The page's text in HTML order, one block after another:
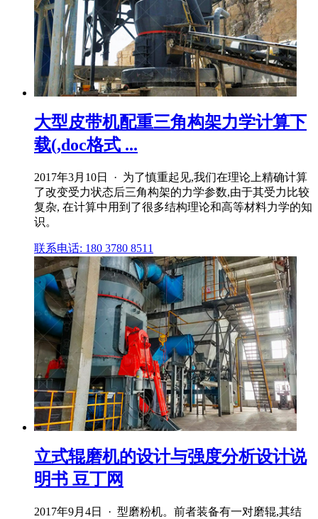
大型皮带机配重三角构架力学计算下
载(,doc格式 ...
2017年3月10日 · 为了慎重起见,我们在理论上精确计算
了改变受力状态后三角构架的力学参数,由于其受力比较
复杂, 在计算中用到了很多结构理论和高等材料力学的知
识。
联系电话: 180 3780 8511
立式辊磨机的设计与强度分析设计说
明书 豆丁网
2017年9月4日 · 型磨粉机。前者装备有一对磨辊,其结